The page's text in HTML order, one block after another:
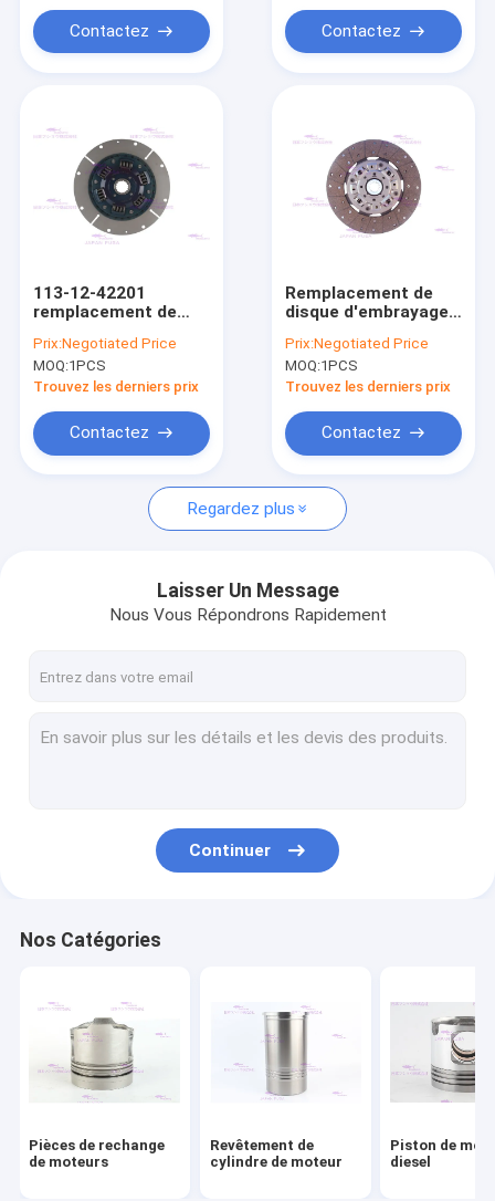
Produits
VR Show
A propos de nous
Contact
Demande de soumission
Revêtement de cylindre de moteur
Piston de moteur diesel
Kit de garniture de moteur
Remplacement de disque d'embrayage
Injecteur de gazole
Pompe d'extracteur d'huile
Contactez Contactez
113-12-42201
remplacement de
pour KOMATSU
D31D37
Prix:Negotiated Price
MOQ:1PCS
Trouvez les derniers prix
Contactez
Remplacement de
disque d'embrayage
minières pour HINO
W04D
Prix:Negotiated Price
MOQ:1PCS
Trouvez les derniers prix
Contactez
Regardez plus
Laisser Un Message
Nous Vous Répondrons Rapidement
Continuer
Nos Catégories
Pièces de rechange
de moteurs
Revêtement de
cylindre de moteur
Piston de
diesel